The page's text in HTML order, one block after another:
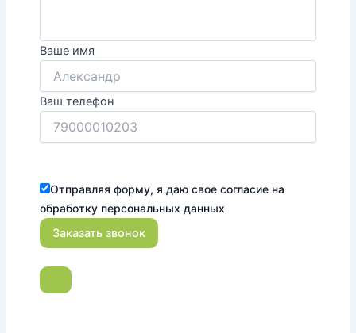
Ваше имя
Ваш телефон
Отправляя форму, я даю свое согласие на
обработку персональных данных